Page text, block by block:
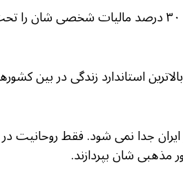
۶- حکومت اینده ایران به شهروندان مسلمان اجازه می دهد ۳۰ درصد مالیات
استاندارد زندگی در بین
جدا نمی شود. فقط روحانیت
شان بپردازند.